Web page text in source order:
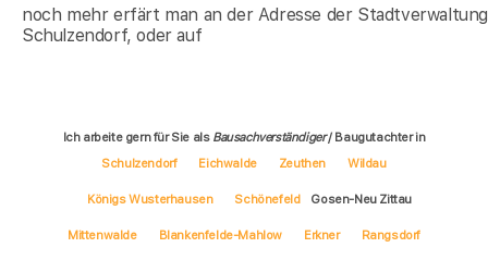
noch mehr erfärt man an der Adresse der
Schulzendorf, oder auf
Ich arbeite gern für Sie als Bausachverständiger/ Baugutachter in
Schulzendorf
Eichwalde Zeuthen Wildau
Königs Wusterhausen Schönefeld Gosen-Neu Zittau
Mittenwalde Blankenfelde-Mahlow Erkner Rangsdorf